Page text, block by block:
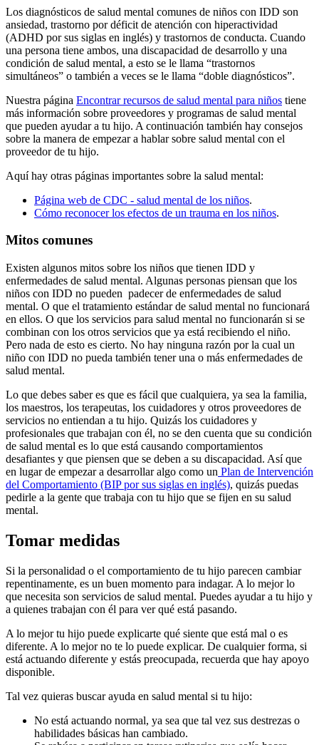
Los diagnósticos de salud mental comunes de niños con IDD son
ansiedad, trastorno por déficit de atención con hiperactividad
(ADHD por sus siglas en inglés) y trastornos de conducta. Cuando
una persona tiene ambos, una discapacidad de desarrollo y una
condición de salud mental, a esto se le llama “trastornos
simultáneos” o también a veces se le llama “doble diagnósticos”.
Nuestra página Encontrar recursos de salud mental para niños tiene
más información sobre proveedores y programas de salud mental
que pueden ayudar a tu hijo. A continuación también hay consejos
sobre la manera de empezar a hablar sobre salud mental con el
proveedor de tu hijo.
Aquí hay otras páginas importantes sobre la salud mental:
Página web de CDC - salud mental de los niños.
Cómo reconocer los efectos de un trauma en los niños.
Mitos comunes
Existen algunos mitos sobre los niños que tienen IDD y
enfermedades de salud mental. Algunas personas piensan que los
niños con IDD no pueden padecer de enfermedades de salud
mental. O que el tratamiento estándar de salud mental no funcionará
en ellos. O que los servicios para salud mental no funcionarán si se
combinan con los otros servicios que ya está recibiendo el niño.
Pero nada de esto es cierto. No hay ninguna razón por la cual un
niño con IDD no pueda también tener una o más enfermedades de
salud mental.
Lo que debes saber es que es fácil que cualquiera, ya sea la familia,
los maestros, los terapeutas, los cuidadores y otros proveedores de
servicios no entiendan a tu hijo. Quizás los cuidadores y
profesionales que trabajan con él, no se den cuenta que su condición
de salud mental es lo que está causando comportamientos
desafiantes y que piensen que se deben a su discapacidad. Así que
en lugar de empezar a desarrollar algo como un Plan de Intervención
del Comportamiento (BIP por sus siglas en inglés), quizás puedas
pedirle a la gente que trabaja con tu hijo que se fijen en su salud
mental.
Tomar medidas
Si la personalidad o el comportamiento de tu hijo parecen cambiar
repentinamente, es un buen momento para indagar. A lo mejor lo
que necesita son servicios de salud mental. Puedes ayudar a tu hijo y
a quienes trabajan con él para ver qué está pasando.
A lo mejor tu hijo puede explicarte qué siente que está mal o es
diferente. A lo mejor no te lo puede explicar. De cualquier forma, si
está actuando diferente y estás preocupada, recuerda que hay apoyo
disponible.
Tal vez quieras buscar ayuda en salud mental si tu hijo:
No está actuando normal, ya sea que tal vez sus destrezas o
habilidades básicas han cambiado.